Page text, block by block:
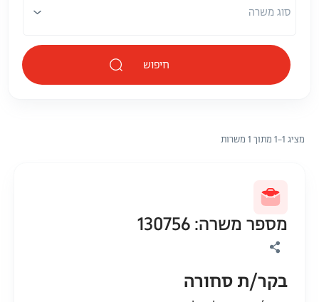
סוג משרה
חיפוש
מציג 1–1 מתוך 1 משרות
מספר משרה: 130756
בקר/ת סחורה